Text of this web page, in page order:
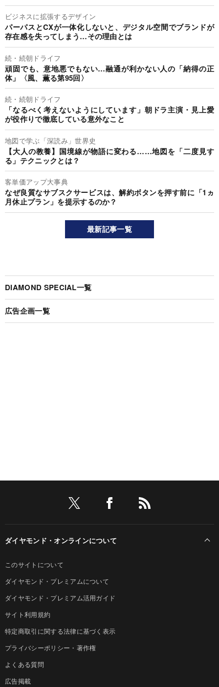
ビジネスに拡張するデザイン
パーパスとCXが一体化しないと、デジタル空間でブランドが
存在感を失ってしまう…その理由とは
続・続朝ドライフ
頑固でも、意地悪でもない…融通が利かない人の「納得の正
体」〈風、薫る第95回〉
続・続朝ドライフ
「なるべく考えないようにしています」朝ドラ主演・見上愛
が役作りで徹底している意外なこと
地図で学ぶ「深読み」世界史
【大人の教養】国境線が物語に変わる……地図を「二度見す
る」テクニックとは？
客単価アップ大事典
なぜ良質なサブスクサービスは、解約ボタンを押す前に「1ヵ
月休止プラン」を提示するのか？
最新記事一覧
DIAMOND SPECIAL一覧
広告企画一覧
ダイヤモンド・オンラインについて
このサイトについて
ダイヤモンド・プレミアムについて
ダイヤモンド・プレミアム活用ガイド
サイト利用規約
特定商取引に関する法律に基づく表示
プライバシーポリシー・著作権
よくある質問
広告掲載